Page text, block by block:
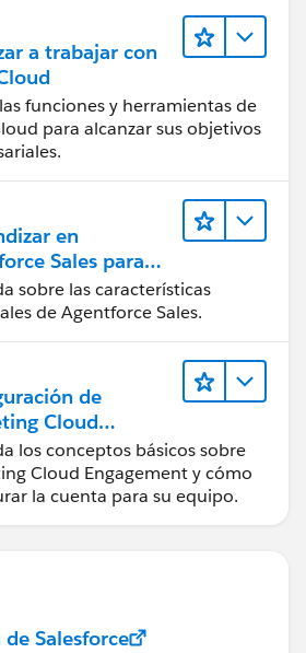
a trabajar con
funciones y herramientas de
para alcanzar sus objetivos
en
Sales para
sobre las características
de Agentforce Sales.
de
Cloud
los conceptos básicos sobre
Cloud Engagement y cómo
la cuenta para su equipo.
de Salesforce